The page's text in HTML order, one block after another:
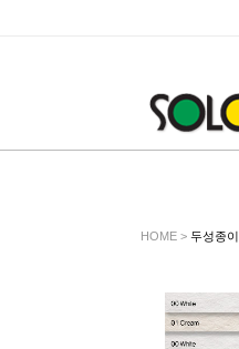
HOME > 두성종이